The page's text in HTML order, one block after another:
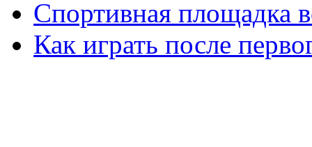
Спортивная площадка
Как играть после